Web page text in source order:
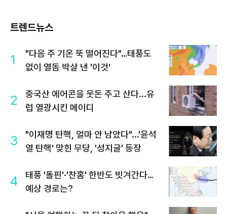
트렌드뉴스
1
"다음 주 기온 뚝 떨어진다"…태풍도
없이 열돔 박살 낸 '이것'
2
중국산 에어콘을 웃돈 주고 산다...유
럽 열광시킨 메이디
3
"이재명 탄핵, 얼마 안 남았다"...'윤석
열 탄핵' 맞힌 무당, '성지글' 등장
4
태풍 '돌핀'·'찬홈' 한반도 빗겨간다…
예상 경로는?